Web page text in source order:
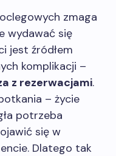
zmaga
wydawać się
jest źródłem
komplikacji –
z rezerwacjami.
– życie
potrzeba
się w
Dlatego tak